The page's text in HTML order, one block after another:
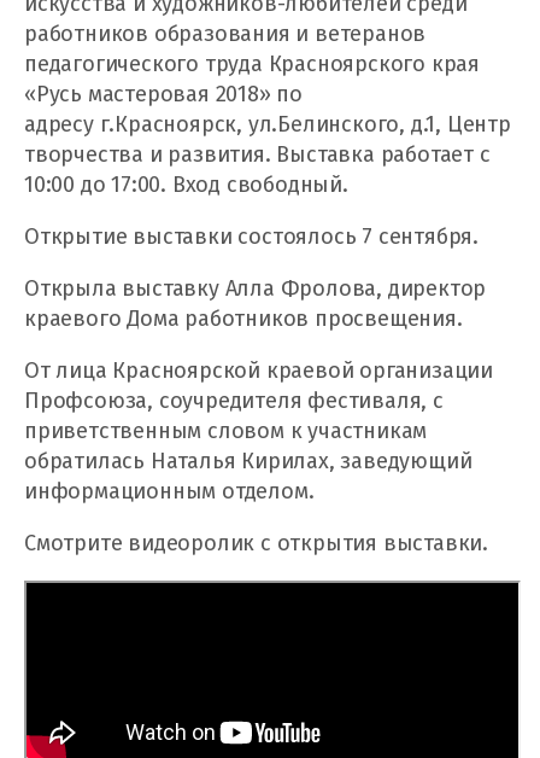
работников образования и ветеранов
педагогического труда Красноярского края
«Русь мастеровая 2018» по
адресу г.Красноярск, ул.Белинского, д.1, Центр
творчества и развития. Выставка работает с
10:00 до 17:00. Вход свободный.
Открытие выставки состоялось 7 сентября.
Открыла выставку Алла Фролова, директор
краевого Дома работников просвещения.
От лица Красноярской краевой организации
Профсоюза, соучредителя фестиваля, с
приветственным словом к участникам
обратилась Наталья Кирилах, заведующий
информационным отделом.
Смотрите видеоролик с открытия выставки.